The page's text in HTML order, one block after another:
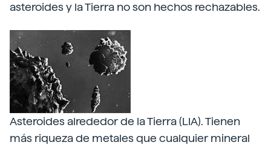
asteroides y la Tierra no son hechos rechazables.
Asteroides alrededor de la Tierra (LIA). Tienen
más riqueza de metales que cualquier mineral